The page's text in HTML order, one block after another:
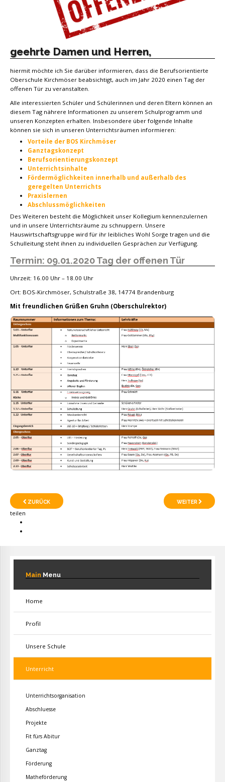
geehrte Damen und Herren,
hiermit möchte ich Sie darüber informieren, dass die Berufsorientierte
Oberschule Kirchmöser beabsichtigt, auch im Jahr 2020 einen Tag der
offenen Tür zu veranstalten.
Alle interessierten Schüler und Schülerinnen und deren Eltern können an
diesem Tag nährere Informationen zu unserem Schulprogramm und
unseren Konzepten erhalten. Insbesondere über folgende Inhalte
können sie sich in unseren Unterrichtsräumen informieren:
Vorteile der BOS Kirchmöser
Ganztagskonzept
Berufsorientierungskonzept
Unterrichtsinhalte
Fördermöglichkeiten innerhalb und außerhalb des
geregelten Unterrichts
Praxislernen
Abschlussmöglichkeiten
Des Weiteren besteht die Möglichkeit unser Kollegium kennenzulernen
und in unsere Unterrichtsräume zu schnuppern. Unsere
Hauswirtschaftsgruppe wird für ihr leibliches Wohl Sorge tragen und die
Schulleitung steht ihnen zu individuellen Gesprächen zur Verfügung.
Termin: 09.01.2020 Tag der offenen Tür
Uhrzeit: 16.00 Uhr – 18.00 Uhr
Ort: BOS-Kirchmöser, Schulstraße 38, 14774 Brandenburg
Mit freundlichen Grüßen Gruhn (Oberschulrektor)
ZURÜCK WEITER
teilen
Main Menu
Home
Profil
Unsere Schule
Unterricht
Unterrichtsorganisation
Abschluesse
Projekte
Fit fürs Abitur
Ganztag
Förderung
Matheförderung